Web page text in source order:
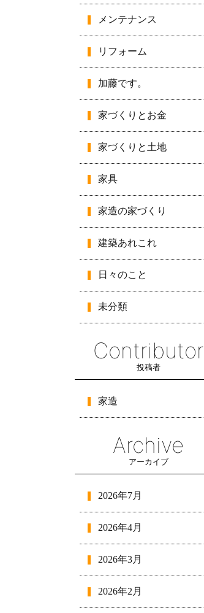
メンテナンス
リフォーム
加藤です。
家づくりとお金
家づくりと土地
家具
家造の家づくり
建築あれこれ
日々のこと
未分類
Contributor
投稿者
家造
Archive
アーカイブ
2026年7月
2026年4月
2026年3月
2026年2月